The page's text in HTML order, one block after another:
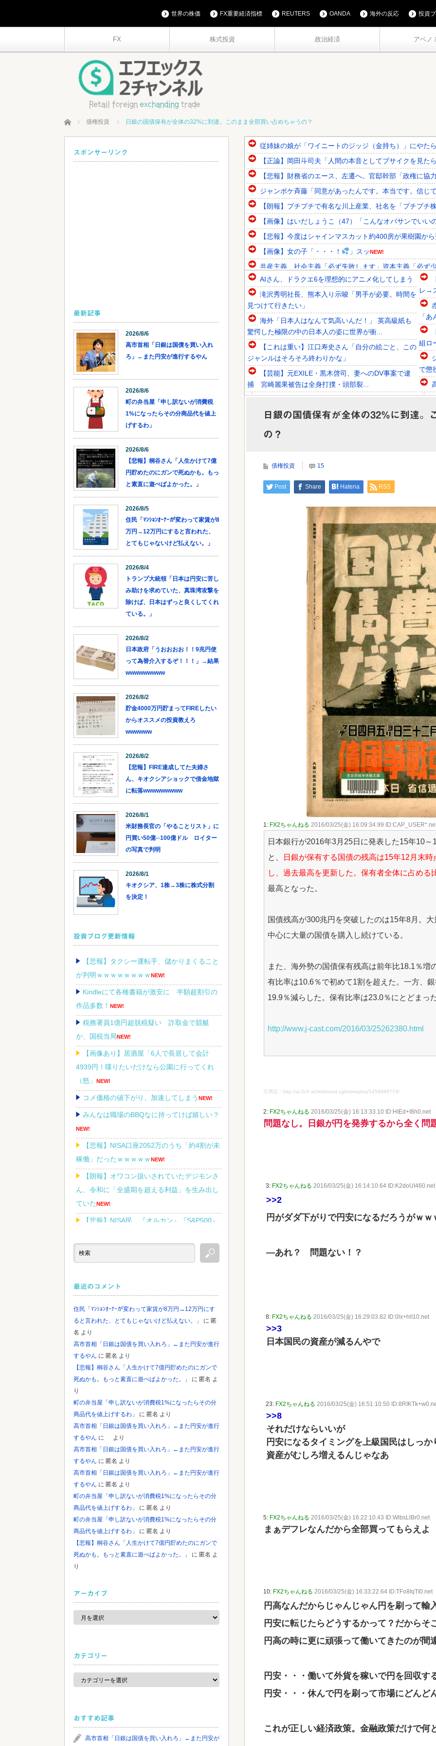
FX 株式投資 政治経済 アベノ
世界の株価 FX重要経済指標 REUTERS OANDA 海外の反応 投資
ホーム 債権投資 日銀の国債保有が全体の32%に到達。このまま全部買い占めちゃうの？
従姉妹の娘が「ワイニートのジッジ（金持ち）」にやた
【正論】岡田斗司夫「人間の本音としてブサイクを見た
【悲報】財務省のエース、左遷へ。官邸幹部「政権に協
ジャンポケ斉藤「同意があったんです。本当です。信じ
【朗報】プチプチで有名な川上産業、社名を「プチプチ
【画像】はいだしょうこ（47）「こんなオバサンでいい
【悲報】今度はシャインマスカット約400房が果樹園か
【画像】女の子「・・・！ 」スッNEW!
共産主義、社会主義「必ず失敗します」資本主義「必ず少
韓国人「韓国代表がロンドン五輪銅メダル剥奪の危機！
韓国人「韓国に10年間の出場権剥奪や過去ワールドカッ
韓国人「東南アジア各国が韓国サッカー協会による日本
Powered by livedoor 相互RSS
AIさん、ドラクエ6を理想的にアニメ化してしまう
滝沢秀明社長、熊本入り示唆「男手が必要。時間を
見つけて行きたい」
海外「日本人はなんて気高いんだ！」 英高級紙も
驚愕した極限の中の日本人の姿に世界が衝...
【これは重い】江口寿史さん「自分の絵ごと、この
ジャンルはそろそろ終わりかな」
【芸能】元EXILE・黒木啓司、妻へのDV事案で逮
捕 宮崎麗果被告は全身打撲・頭部裂...
ャッシュフロー」に陥る
ホクホク！」⇒ 世界に売る物が無さすぎ...
Powered by livedoor 相互RSS
レ→
「
組ロ
で懲
日銀の国債保有が全体の32%に到達。
の？
債権投資 15
Post Share Hatena RSS
1: FX2ちゃんねる 2016/03/25(金) 16:09:34.99
日本銀行が2016年3月25日に発表した15年10
と、
日銀が保有する国債の残高は15年12月末
し、過去最高を更新した。保有者全体に占める
最高となった。
国債残高が300兆円を突破したのは15年8月。
中心に大量の国債を購入し続けている。
また、海外勢の国債保有残高は前年比18.1％増
有比率は10.6％で初めて1割を超えた。一方、
19.9％減らした。保有比率は23.0％にとどまった
http://www.j-cast.com/2016/03/25262380.html
引用元：http://ai.2ch.sc/test/read.cgi/newsplus/1458889774/
2: FX2ちゃんねる 2016/03/25(金) 16:13:33.10 ID:HIEd+I8h0.net
問題なし。日銀が円を発券するから全く問
3: FX2ちゃんねる 2016/03/25(金) 16:14:10.64 ID:K2doUI460.net
>>2
円がダダ下がりで円安になるだろうがｗｗ
―あれ？ 問題ない！？
8: FX2ちゃんねる 2016/03/25(金) 16:29:03.82 ID:0lx+hlI10.net
>>3
日本国民の資産が減るんやで
23: FX2ちゃんねる 2016/03/25(金) 16:51:10.50
>>8
それだけならいいが
円安になるタイミングを上級国民はしっか
資産がむしろ増えるんじゃなあ
5: FX2ちゃんねる 2016/03/25(金) 16:22:10.43 ID:WlbsLlBr0.net
まぁデフレなんだから全部買ってもらえよ
10: FX2ちゃんねる 2016/03/25(金) 16:33:22.64 ID:TFo8IqTI0.net
円高なんだからじゃんじゃん円を刷って輸
円安に転じたらどうするかって？だからそ
円高の時に更に頑張って働いてきたのが間
円安・・・働いて外貨を稼いで円を回収す
円安・・・休んで円を刷って市場にどんど
これが正しい経済政策。金融政策だけで何
スポンサーリンク
最新記事
2026/8/6
高市首相「日銀は国債を買い入れ
ろ」←また円安が進行するやん
2026/8/6
町の弁当屋「申し訳ないが消費税
1%になったらその分商品代を値上
げするわ」
2026/8/6
【悲報】桐谷さん「人生かけて7億
円貯めたのにガンで死ぬかも。もっ
と素直に遊べばよかった。」
2026/8/5
住民「ﾏﾝｼｮﾝｵｰﾅｰが変わって家賃が8
万円→12万円にすると言われた、
とてもじゃないけど払えない。」
2026/8/4
トランプ大統領「日本は円安に苦し
み助けを求めていた、真珠湾攻撃を
除けば、日本はずっと良くしてくれ
ている。」
2026/8/2
日本政府「うおおおお！！9兆円使
って為替介入するぞ！！！」→結果
wwwwwwwww
2026/8/2
貯金4000万円貯まってFIREしたい
からオススメの投資教えろ
wwwwww
2026/8/2
【悲報】FIRE達成してた夫婦さ
ん、キオクシアショックで借金地獄
に転落wwwwwwwww
2026/8/1
米財務長官の「やることリスト」に
円買い50億─100億ドル ロイター
の写真で判明
2026/8/1
キオクシア、1株→3株に株式分割
を決定！
投資ブログ更新情報
【悲報】タクシー運転手、儲かりまくること
が判明ｗｗｗｗｗｗｗｗNEW!
Kindleにて各種書籍が激安に 半額超割引の
作品多数！ NEW!
税務署員1億円超脱税疑い 詐取金で競艇
か、国税当局NEW!
【画像あり】居酒屋「6人で長居して会計
4939円！喋りたいだけなら公園に行ってくれ
（怒」
NEW!
コメ価格の値下がり、加速してしまう NEW!
みんなは職場のBBQなに持ってけば嬉しい？
NEW!
【悲報】NISA口座2052万のうち「約4割が未
稼働」だったｗｗｗｗｗNEW!
【朗報】オワコン扱いされていたデジモンさ
ん、令和に「全盛期を超える利益」を生み出し
ていたNEW!
【悲報】NISA民、『オルカン』『S&P500』
Powered by livedoor 相互RSS
最近のコメント
住民「ﾏﾝｼｮﾝｵｰﾅｰが変わって家賃が8万円→12万円にす
ると言われた、とてもじゃないけど払えない。」
に 匿
名 より
高市首相「日銀は国債を買い入れろ」←また円安が進行
するやん に 匿名 より
【悲報】桐谷さん「人生かけて7億円貯めたのにガンで
死ぬかも。もっと素直に遊べばよかった。」
に 匿名 よ
り
町の弁当屋「申し訳ないが消費税1%になったらその分
商品代を値上げするわ」
に 匿名 より
高市首相「日銀は国債を買い入れろ」←また円安が進行
するやん に
より
高市首相「日銀は国債を買い入れろ」←また円安が進行
するやん に 匿名 より
高市首相「日銀は国債を買い入れろ」←また円安が進行
するやん に 匿名 より
町の弁当屋「申し訳ないが消費税1%になったらその分
商品代を値上げするわ」
に 匿名 より
町の弁当屋「申し訳ないが消費税1%になったらその分
商品代を値上げするわ」
に 匿名 より
【悲報】桐谷さん「人生かけて7億円貯めたのにガンで
死ぬかも。もっと素直に遊べばよかった。」
に 匿名 よ
り
アーカイブ
ア
カ
カテゴリー
カ
ゴ
おすすめ記事
高市首相「日銀は国債を買い入れろ」←また円安が